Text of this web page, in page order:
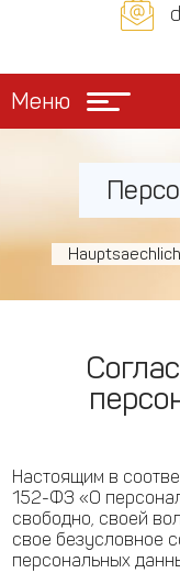
Меню
Настоящим в
152-ФЗ «О
свободно, своей
свое безусловное
персональных